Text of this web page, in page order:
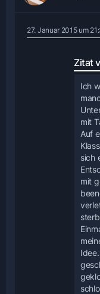
27. Januar 2015 um
Zitat
Ich
mit
Auf
sich
mit